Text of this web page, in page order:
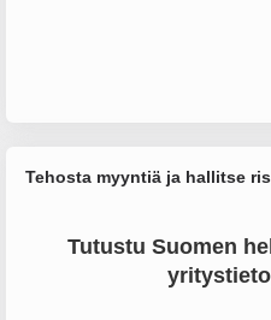
Tehosta myyntiä ja hallitse
Tutustu Suomen